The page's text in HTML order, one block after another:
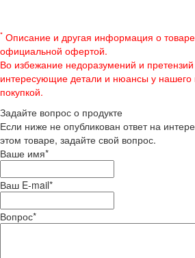
* Описание и другая информация о
официальной офертой.
Во избежание недоразумений и
интересующие детали и нюансы у
покупкой.
Задайте вопрос о продукте
Если ниже не опубликован ответ на
этом товаре, задайте свой вопрос.
Ваше имя*
Ваш E-mail*
Вопрос*